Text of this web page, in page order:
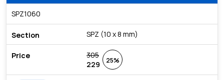
SPZ1060
SPZ (10 x 8 mm)
305
229
25%